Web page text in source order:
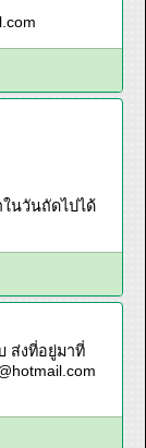
ในวันถัดไปได้
ส่งที่อยู่มาที่